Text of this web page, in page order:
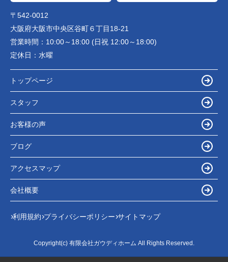
〒542-0012
大阪府大阪市中央区谷町６丁目18-21
営業時間： 10:00～18:00 (日祝 12:00～18:00)
定休日： 水曜
トップページ
スタッフ
お客様の声
ブログ
アクセスマップ
会社概要
利用規約 プライバシーポリシー サイトマップ
Copyright(c) 有限会社ガウディホーム All Rights Reserved.